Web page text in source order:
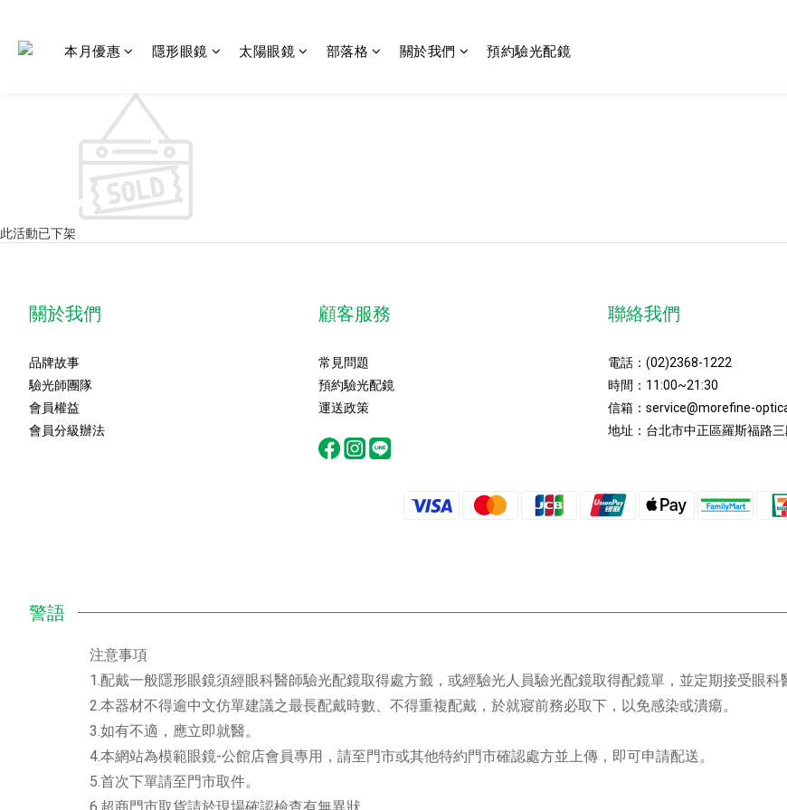
本月優惠 隱形眼鏡 太陽眼鏡 部落格 關於我們 預約驗光配鏡
此活動已下架
關於我們
品牌故事
驗光師團隊
會員權益
會員分級辦法
顧客服務
常見問題
預約驗光配鏡
運送政策
聯絡我們
電話： (02)2368-1222
時間：11:00~21:30
信箱： service@morefine-
地址： 台北市中正區羅斯福路
注意事項
1.配戴一般隱形眼鏡須經眼科醫師驗光配鏡取得處方籤，或經驗光人員驗光配鏡取得配鏡單，並定期接受眼科
2.本器材不得逾中文仿單建議之最長配戴時數、不得重複配戴，於就寢前務必取下，以免感染或潰瘍。
3.如有不適，應立即就醫。
4.本網站為模範眼鏡-公館店會員專用，請至門市或其他特約門市確認處方並上傳，即可申請配送。
5.首次下單請至門市取件。